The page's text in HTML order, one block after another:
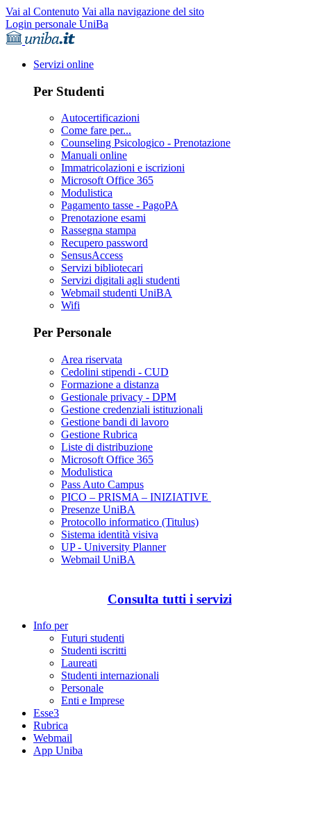
Vai al Contenuto Vai alla navigazione del sito
Login personale UniBa
Servizi online
Per Studenti
Autocertificazioni
Come fare per...
Counseling Psicologico - Prenotazione
Manuali online
Immatricolazioni e iscrizioni
Microsoft Office 365
Modulistica
Pagamento tasse - PagoPA
Prenotazione esami
Rassegna stampa
Recupero password
SensusAccess
Servizi bibliotecari
Servizi digitali agli studenti
Webmail studenti UniBA
Wifi
Per Personale
Area riservata
Cedolini stipendi - CUD
Formazione a distanza
Gestionale privacy - DPM
Gestione credenziali istituzionali
Gestione bandi di lavoro
Gestione Rubrica
Liste di distribuzione
Microsoft Office 365
Modulistica
Pass Auto Campus
PICO – PRISMA – INIZIATIVE
Presenze UniBA
Protocollo informatico (Titulus)
Sistema identità visiva
UP - University Planner
Webmail UniBA
Consulta tutti i servizi
Info per
Futuri studenti
Studenti iscritti
Laureati
Studenti internazionali
Personale
Enti e Imprese
Esse3
Rubrica
Webmail
App Uniba